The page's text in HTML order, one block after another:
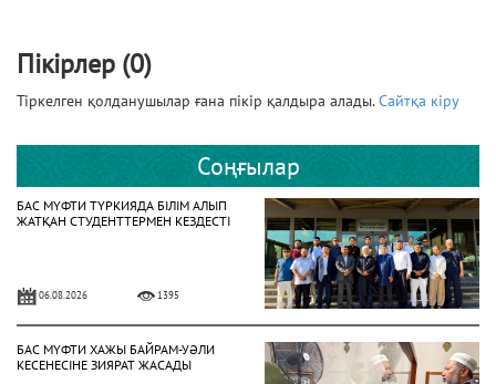
Пікірлер (0)
Тіркелген қолданушылар ғана пікір қалдыра алады.Сайтқа кіру
Соңғылар
БАС МҮФТИ ТҮРКИЯДА БІЛІМ АЛЫП
ЖАТҚАН СТУДЕНТТЕРМЕН КЕЗДЕСТІ
06.08.2026 1395
БАС МҮФТИ ХАЖЫ БАЙРАМ-УӘЛИ
КЕСЕНЕСІНЕ ЗИЯРАТ ЖАСАДЫ